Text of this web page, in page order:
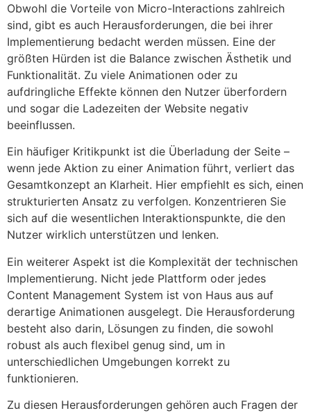
Obwohl die Vorteile von Micro-Interactions zahlreich
sind, gibt es auch Herausforderungen, die bei ihrer
Implementierung bedacht werden müssen. Eine der
größten Hürden ist die Balance zwischen Ästhetik und
Funktionalität. Zu viele Animationen oder zu
aufdringliche Effekte können den Nutzer überfordern
und sogar die Ladezeiten der Website negativ
beeinflussen.
Ein häufiger Kritikpunkt ist die Überladung der Seite –
wenn jede Aktion zu einer Animation führt, verliert das
Gesamtkonzept an Klarheit. Hier empfiehlt es sich, einen
strukturierten Ansatz zu verfolgen. Konzentrieren Sie
sich auf die wesentlichen Interaktionspunkte, die den
Nutzer wirklich unterstützen und lenken.
Ein weiterer Aspekt ist die Komplexität der technischen
Implementierung. Nicht jede Plattform oder jedes
Content Management System ist von Haus aus auf
derartige Animationen ausgelegt. Die Herausforderung
besteht also darin, Lösungen zu finden, die sowohl
robust als auch flexibel genug sind, um in
unterschiedlichen Umgebungen korrekt zu
funktionieren.
Zu diesen Herausforderungen gehören auch Fragen der